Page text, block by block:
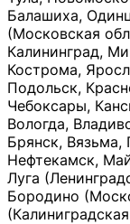
Балашиха,
(Московская
Калининград,
Кострома,
Подольск,
Чебоксары,
Вологда,
Брянск, Вязьма,
Нефтекамск,
Луга
Бородино